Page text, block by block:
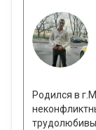
Родился в